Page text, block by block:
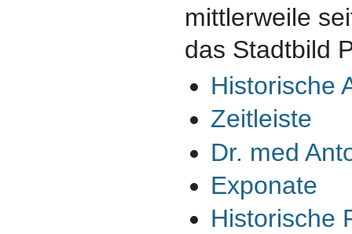
mittlerweile
das Stadtbild
Historische
Zeitleiste
Dr. med
Exponate
Historische